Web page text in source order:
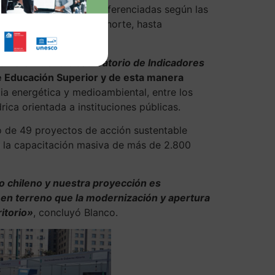
científicas diferenciadas según las
hídricos en el norte, hasta
el
Observatorio de Indicadores
Superior y de esta manera
energética y medioambiental, entre los
orientada a instituciones públicas.
de 49 proyectos de acción sustentable
capacitación masiva de más de 2.800
chileno y nuestra proyección es
terreno que la modernización y apertura
, concluyó Blanco.